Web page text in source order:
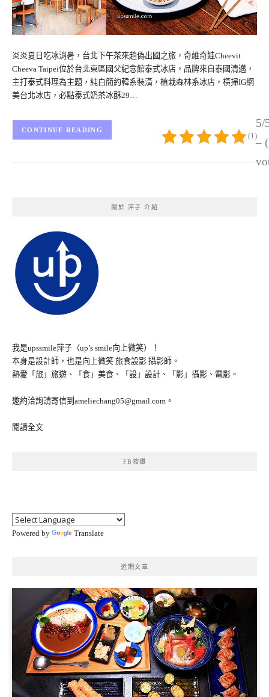
炎炎夏日吃冰消暑，台北下午茶來趟偽出國之旅，奇維奇娃Cheevit
Cheeva Taipei位於台北東區國父紀念館泰式冰店，品牌來自泰國清邁，
主打泰式料理為主題，純白簡約韓系裝潢，植栽森林系冰店，橫掃IG網
美台北冰店，必點泰式奶茶冰酥29…
5/
–
(1)
CONTINUE READING
關於 萍子 介紹
我是upssmile萍子（up’s smile向上微笑）！
本身是設計師，也是向上微笑 旅食設影 攝影師。
熱愛「旅」旅遊、「食」美食、「設」設計、「影」攝影、電影。
邀約洽詢請寄信到ameliechang05@gmail.com。
閱讀全文
FB按讚
Powered by Translate
近期文章